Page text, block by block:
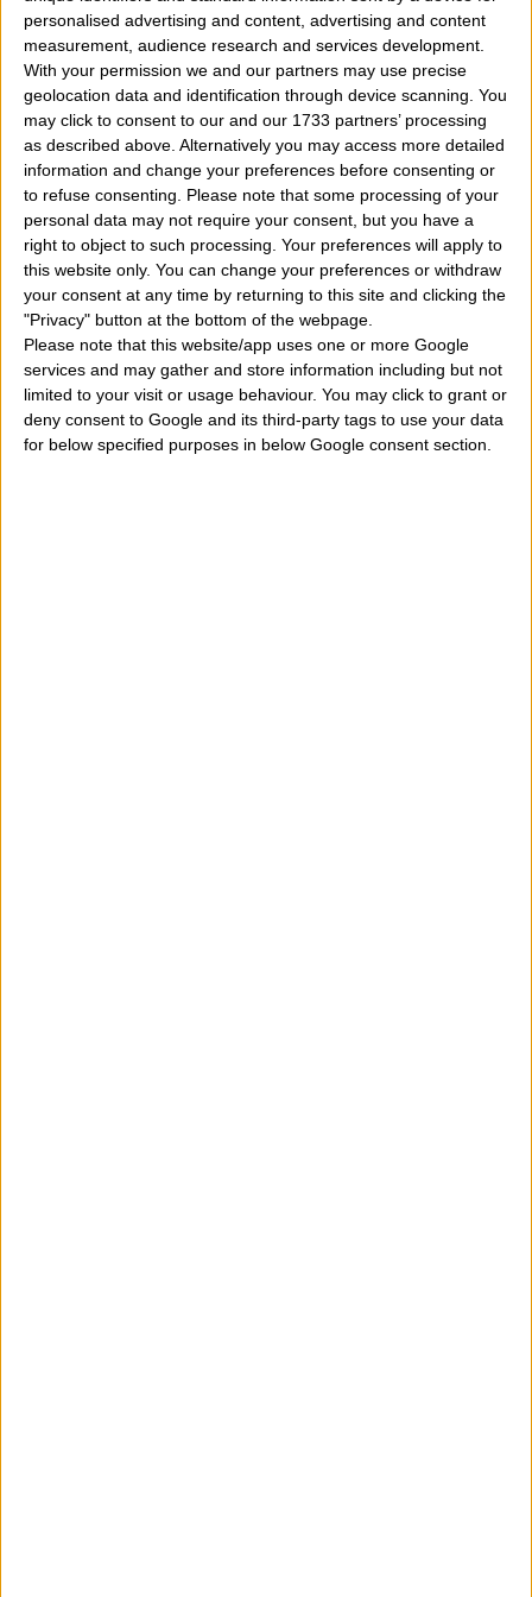
personalised advertising and content, advertising and content
measurement, audience research and services development.
With your permission we and our partners may use precise
geolocation data and identification through device scanning. You
may click to consent to our and our 1733 partners’ processing
as described above. Alternatively you may access more detailed
information and change your preferences before consenting or
to refuse consenting.
Please note that some processing of your
personal data may not require your consent, but you have a
right to object to such processing. Your preferences will apply to
this website only. You can change your preferences or withdraw
your consent at any time by returning to this site and clicking the
"Privacy" button at the bottom of the webpage.
Please note that this website/app uses one or more Google
services and may gather and store information including but not
limited to your visit or usage behaviour. You may click to grant or
deny consent to Google and its third-party tags to use your data
for below specified purposes in below Google consent section.
domani allora qui troverai un breve oroscopo basato
sui transiti veloci diSoleeLunache possono dare una
determinata impronta alle ore di una singola giornata.
Vi ricordo che essendo previsioni generiche è
consigliabile leggere quelle del proprio segno solare
ed unirle a quelle del vostro segno ascendente che se
non conoscete potete calcolarequi. Così avrete
previsioni il più precise possibile e che potranno
veramente azzecarci.
OROSCOPO PER DOMANI(Aggiornamento ore
07:00 circa di ogni mattina)